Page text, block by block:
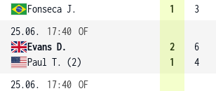
Fonseca J.
1
3
25.06.
17:40 OF
Evans D.
Paul T. (2)
2
1
6
4
25.06.
17:40 OF